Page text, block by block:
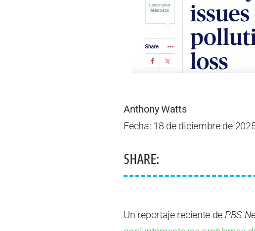
Anthony Watts
Fecha: 18 de diciembre de
SHARE:
Un reportaje reciente de PBS